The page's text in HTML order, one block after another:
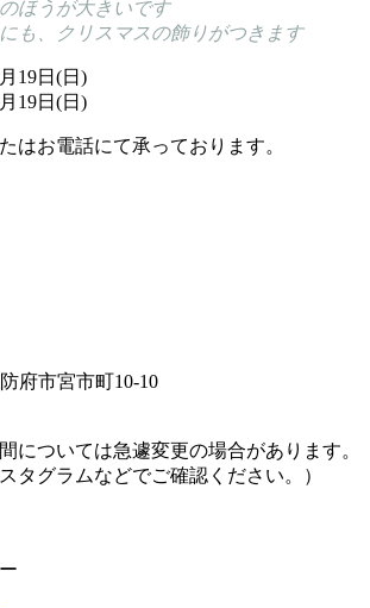
ほうが大きいです
も、クリスマスの飾りがつきます
19日(日)
19日(日)
はお電話にて承っております。
府市宮市町10-10
については急遽変更の場合があります。
タグラムなどでご確認ください。）